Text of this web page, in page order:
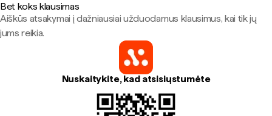
Bet koks klausimas
Aiškūs atsakymai į dažniausiai užduodamus klausimus, kai tik jų
jums reikia.
Nuskaitykite, kad atsisiųstumėte